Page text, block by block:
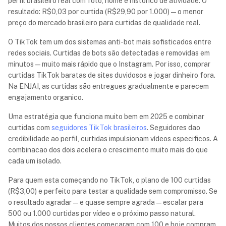
resultado: R$0,03 por curtida (R$29,90 por 1.000) — o menor
preço do mercado brasileiro para curtidas de qualidade real.
O TikTok tem um dos sistemas anti-bot mais sofisticados entre
redes sociais. Curtidas de bots são detectadas e removidas em
minutos — muito mais rápido que o Instagram. Por isso, comprar
curtidas TikTok baratas de sites duvidosos e jogar dinheiro fora.
Na ENJAI, as curtidas são entregues gradualmente e parecem
engajamento organico.
Uma estratégia que funciona muito bem em 2025 e combinar
curtidas com seguidores TikTok brasileiros. Seguidores dao
credibilidade ao perfil, curtidas impulsionam vídeos especificos. A
combinacao dos dois acelera o crescimento muito mais do que
cada um isolado.
Para quem esta começando no TikTok, o plano de 100 curtidas
(R$3,00) e perfeito para testar a qualidade sem compromisso. Se
o resultado agradar — e quase sempre agrada — escalar para
500 ou 1.000 curtidas por vídeo e o próximo passo natural.